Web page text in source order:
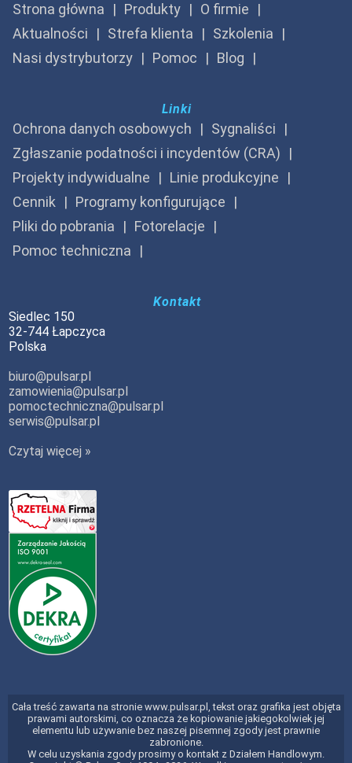
Strona główna Produkty
O firmie
Aktualności
Strefa klienta
Szkolenia
Nasi dystrybutorzy
Pomoc Blog
Linki
Ochrona danych osobowych
Sygnaliści
Zgłaszanie podatności i incydentów (CRA)
Projekty indywidualne
Linie produkcyjne
Cennik
Programy konfigurujące
Pliki do pobrania
Fotorelacje
Pomoc techniczna
Kontakt
Siedlec 150
32-744 Łapczyca
Polska
biuro@pulsar.pl
zamowienia@pulsar.pl
pomoctechniczna@pulsar.pl
serwis@pulsar.pl
Czytaj więcej »
Cała treść zawarta na stronie www.pulsar.pl, tekst oraz grafika jest objęta
prawami autorskimi, co oznacza że kopiowanie jakiegokolwiek jej
elementu lub używanie bez naszej pisemnej zgody jest prawnie
zabronione.
W celu uzyskania zgody prosimy o kontakt z Działem Handlowym.